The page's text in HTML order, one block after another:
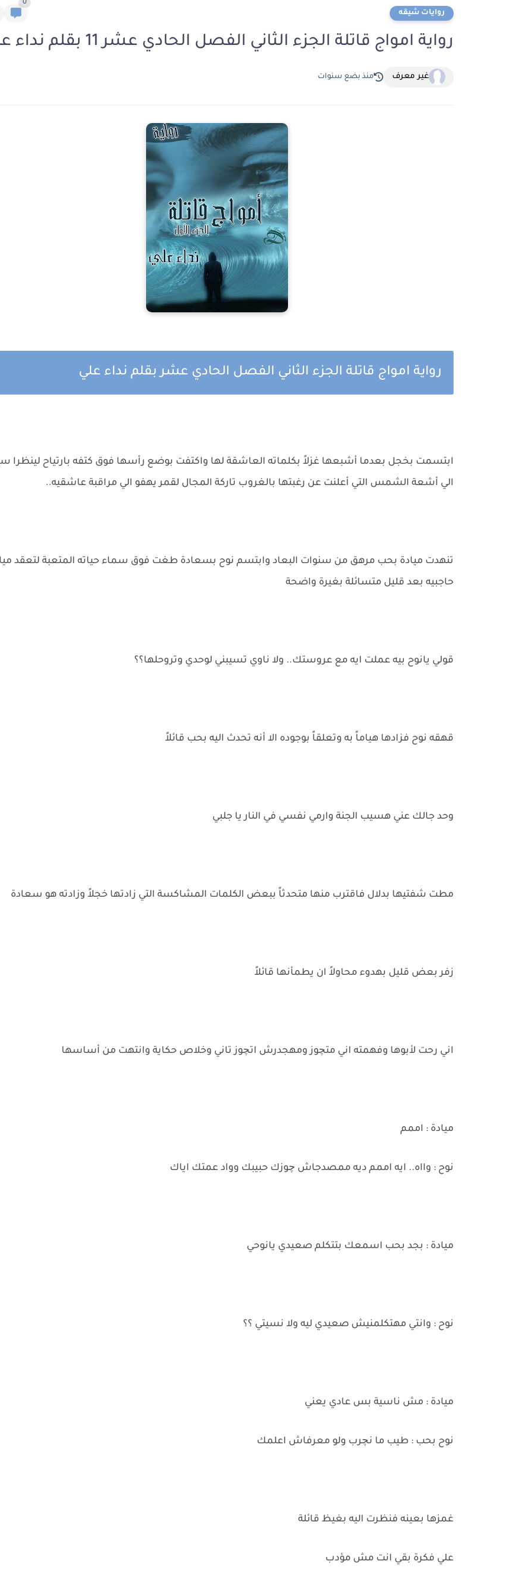
روايات شيقه
0
رواية امواج قاتلة الجزء الثاني الفصل الحادي عشر 11 بقلم نداء علي
غير معرف منذ بضع سنوات
رواية امواج قاتلة الجزء الثاني الفصل الحادي عشر بقلم نداء علي
ابتسمت بخجل بعدما أشبعها غزلاً بكلماته العاشقة لها واكتفت بوضع رأسها فوق كتفه بارتياح لينظرا
الي أشعة الشمس التي أعلنت عن رغبتها بالغروب تاركة المجال لقمر يهفو الي مراقبة عاشقيه..
تنهدت ميادة بحب مرهق من سنوات البعاد وابتسم نوح بسعادة طغت فوق سماء حياته المتعبة لتعقد
حاجبيه بعد قليل متسائلة بغيرة واضحة
قولي يانوح بيه عملت ايه مع عروستك.. ولا ناوي تسيبني لوحدي وتروحلها؟؟
قهقه نوح فزادها هياماً به وتعلقاً بوجوده الا أنه تحدث اليه بحب قائلاً
وحد جالك عني هسيب الجنة وارمي نفسي في النار يا جلبي
مطت شفتيها بدلال فاقترب منها متحدثاً ببعض الكلمات المشاكسة التي زادتها خجلاً وزادته هو سعادة
زفر بعض قليل بهدوء محاولاً ان يطمأنها قائلاً
اني رحت لأبوها وفهمته اني متچوز ومهجدرش اتچوز تاني وخلاص حكاية وانتهت من أساسها
ميادة : اممم
نوح : وااه.. ايه اممم ديه ممصدجاش چوزك حبيبك وواد عمتك اياك
ميادة : بجد بحب اسمعك بتتكلم صعيدي يانوحي
نوح : وانتي مهتكلمنيش صعيدي ليه ولا نسيتي ؟؟
ميادة : مش ناسية بس عادي يعني
نوح بحب : طيب ما نچرب ولو معرفاش اعلمك
غمزها بعينه فنظرت اليه بغيظ قائلة
علي فكرة بقي انت مش مؤدب